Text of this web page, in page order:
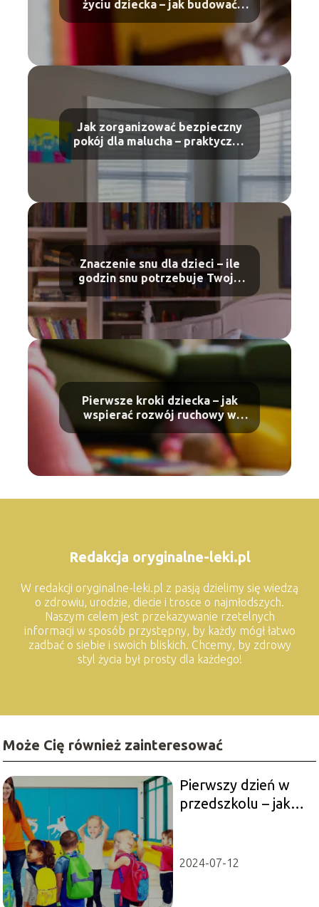
życiu dziecka – jak budować
Jak zorganizować bezpieczny
pokój dla malucha – praktyczne
Znaczenie snu dla dzieci – ile
godzin snu potrzebuje Twoje
dziecko
Pierwsze kroki dziecka – jak
wspierać rozwój ruchowy w
domowych warunkach
Redakcja oryginalne-leki.pl
W redakcji oryginalne-leki.pl z pasją dzielimy się wiedzą
o zdrowiu, urodzie, diecie i trosce o najmłodszych.
Naszym celem jest przekazywanie rzetelnych
informacji w sposób przystępny, by każdy mógł łatwo
zadbać o siebie i swoich bliskich. Chcemy, by zdrowy
styl życia był prosty dla każdego!
Może Cię również zainteresować
Pierwszy dzień w
przedszkolu – jak
wyzwania
2024-07-12